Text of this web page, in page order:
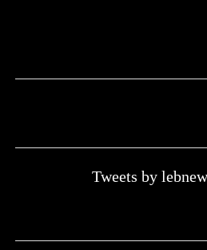
August 22, 2024